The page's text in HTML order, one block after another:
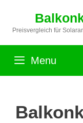
springen
Preisvergleich für
Menu